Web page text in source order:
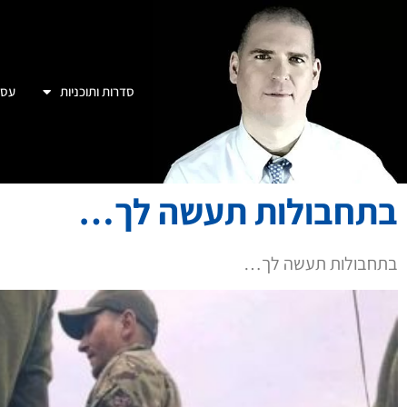
סדרות ותוכניות
בתחבולות תעשה לך…
בתחבולות תעשה לך…